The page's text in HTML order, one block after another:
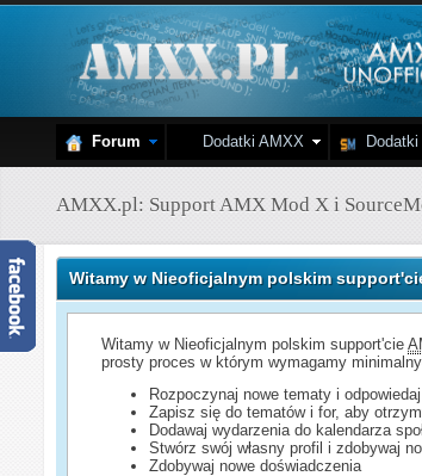
Forum Dodatki AMXX Dodatki
AMXX.pl: Support AMX Mod X i
Witamy w Nieoficjalnym polskim
Witamy w Nieoficjalnym polskim support'cie
prosty proces w którym wymagamy
Rozpoczynaj nowe tematy i
Zapisz się do tematów i for, aby
Dodawaj wydarzenia do kalendarza
Stwórz swój własny profil i zdobywaj
Zdobywaj nowe doświadczenia